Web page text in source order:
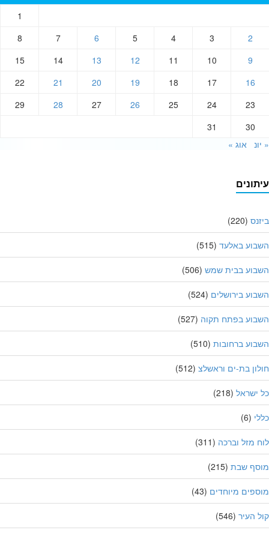
10
12
13
14
15
16
17
18
19
20
22
23
24
25
26
27
28
29
30
אוג »
(220)
באלעד(515)
בבית שמש(506)
בירושלים(524)
בפתח תקוה(527)
ברחובות(510)
בת-ים וראשלצ(512)
(218)
(6)
מזל וברכה(311)
שבת(215)
מיוחדים(43)
העיר(546)